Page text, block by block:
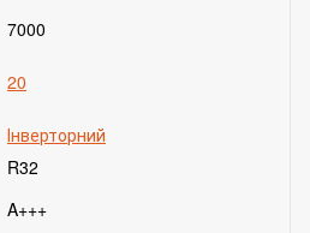
7000
20
Інверторний
R32
A+++